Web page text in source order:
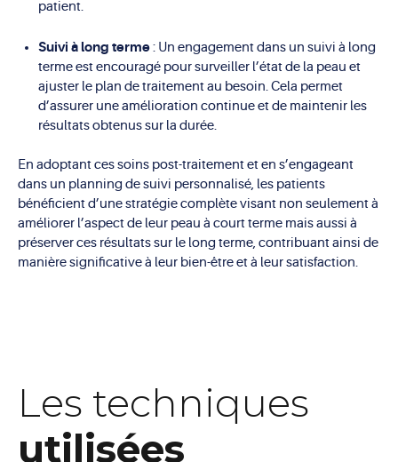
patient.
Suivi à long terme: Un engagement dans un suivi à long
terme est encouragé pour surveiller l’état de la peau et
ajuster le plan de traitement au besoin. Cela permet
d’assurer une amélioration continue et de maintenir les
résultats obtenus sur la durée.
En adoptant ces soins post-traitement et en s’engageant
dans un planning de suivi personnalisé, les patients
bénéficient d’une stratégie complète visant non seulement à
améliorer l’aspect de leur peau à court terme mais aussi à
préserver ces résultats sur le long terme, contribuant ainsi de
manière significative à leur bien-être et à leur satisfaction.
Les techniques
utilisées